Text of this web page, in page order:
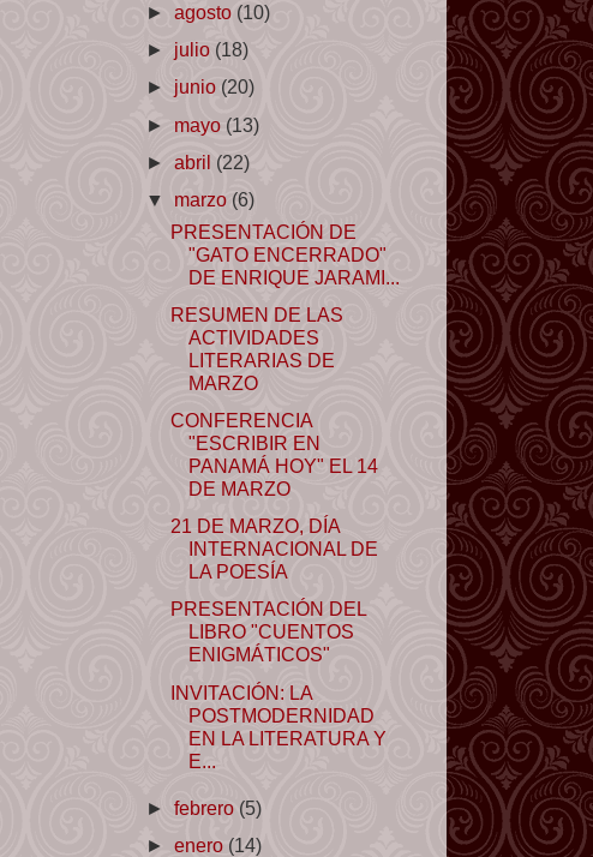
►agosto (10)
► julio (18)
► junio (20)
► mayo (13)
►abril (22)
▼ marzo (6)
PRESENTACIÓN DE
"GATO ENCERRADO"
DE ENRIQUE JARAMI...
RESUMEN DE LAS
ACTIVIDADES
LITERARIAS DE
MARZO
CONFERENCIA
"ESCRIBIR EN
PANAMÁ HOY" EL 14
DE MARZO
21 DE MARZO, DÍA
INTERNACIONAL DE
LA POESÍA
PRESENTACIÓN DEL
LIBRO "CUENTOS
ENIGMÁTICOS"
INVITACIÓN: LA
POSTMODERNIDAD
EN LA LITERATURA Y
E...
►febrero (5)
►enero (14)